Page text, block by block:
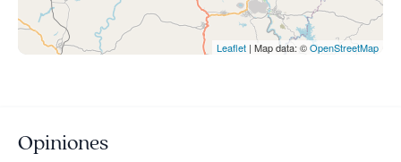
Leaflet | Map data: ©OpenStreetMap
Opiniones